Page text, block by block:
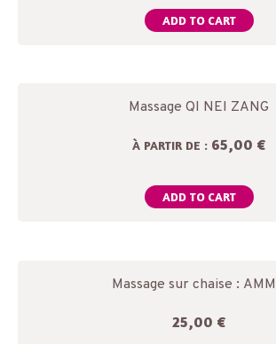
ADD TO CART
Massage QI NEI ZANG
À PARTIR DE :65,00 €
ADD TO CART
Massage sur chaise :
25,00 €